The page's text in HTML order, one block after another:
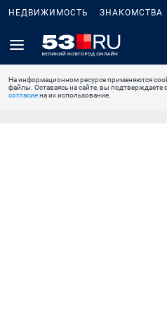
НЕДВИЖИМОСТЬ ЗНАКОМСТВА
На информационном ресурсе применяются
файлы. Оставаясь на сайте, вы подтверждаете
согласиена их использование.